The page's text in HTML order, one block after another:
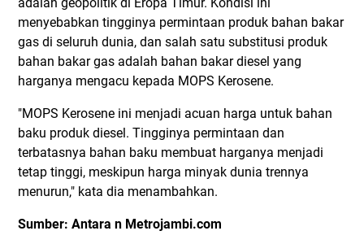
menyebabkan tingginya permintaan produk bahan bakar
gas di seluruh dunia, dan salah satu substitusi produk
bahan bakar gas adalah bahan bakar diesel yang
harganya mengacu kepada MOPS Kerosene.
"MOPS Kerosene ini menjadi acuan harga untuk bahan
baku produk diesel. Tingginya permintaan dan
terbatasnya bahan baku membuat harganya menjadi
tetap tinggi, meskipun harga minyak dunia trennya
menurun," kata dia menambahkan.
Sumber: Antara n Metrojambi.com